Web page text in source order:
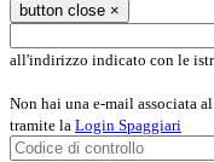
button close ×
all'indirizzo indicato con le
Non hai una e-mail associata
tramite la Login Spaggiari